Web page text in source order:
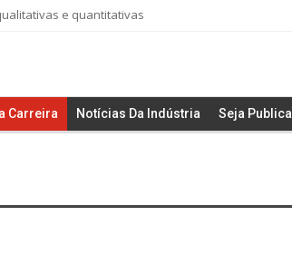
e quantitativas
Carreira Notícias Da Indústria Seja